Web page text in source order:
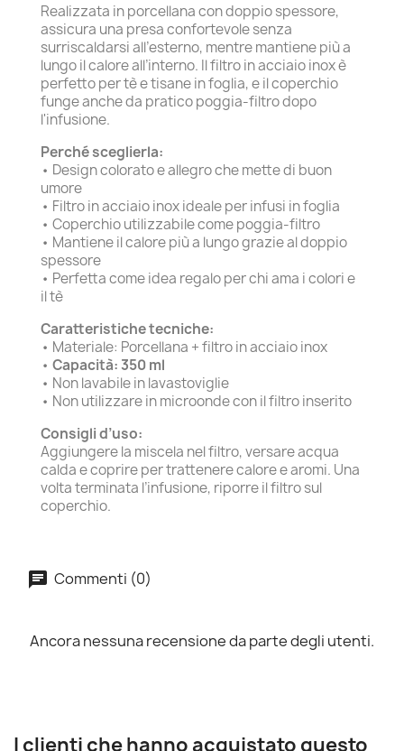
Realizzata in porcellana con doppio spessore,
assicura una presa confortevole senza
surriscaldarsi all’esterno, mentre mantiene più a
lungo il calore all’interno. Il filtro in acciaio inox è
perfetto per tè e tisane in foglia, e il coperchio
funge anche da pratico poggia-filtro dopo
l'infusione.
Perché sceglierla:
• Design colorato e allegro che mette di buon
umore
• Filtro in acciaio inox ideale per infusi in foglia
• Coperchio utilizzabile come poggia-filtro
• Mantiene il calore più a lungo grazie al doppio
spessore
• Perfetta come idea regalo per chi ama i colori e
il tè
Caratteristiche tecniche:
• Materiale: Porcellana + filtro in acciaio inox
• Capacità: 350 ml
• Non lavabile in lavastoviglie
• Non utilizzare in microonde con il filtro inserito
Consigli d’uso:
Aggiungere la miscela nel filtro, versare acqua
calda e coprire per trattenere calore e aromi. Una
volta terminata l’infusione, riporre il filtro sul
coperchio.
Commenti (0)
Ancora nessuna recensione da parte degli utenti.
I clienti che hanno acquistato questo